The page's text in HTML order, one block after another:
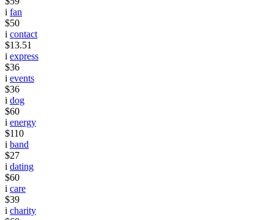
i fan
$50
i contact
$13.51
i express
$36
i events
$36
i dog
$60
i energy
$110
i band
$27
i dating
$60
i care
$39
i charity